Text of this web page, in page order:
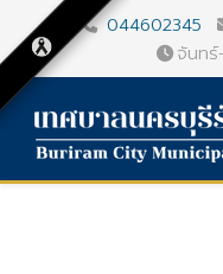
044602345
จันท